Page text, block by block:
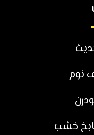
نوم
خشب